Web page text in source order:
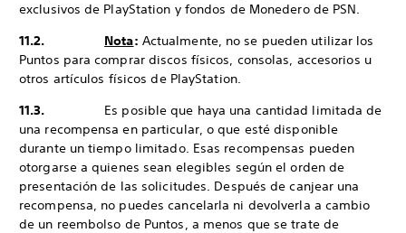
exclusivos de PlayStation y fondos de Monedero de PSN.
11.2. Nota: Actualmente, no se pueden utilizar los
Puntos para comprar discos físicos, consolas, accesorios u
otros artículos físicos de PlayStation.
11.3. Es posible que haya una cantidad limitada de
una recompensa en particular, o que esté disponible
durante un tiempo limitado. Esas recompensas pueden
otorgarse a quienes sean elegibles según el orden de
presentación de las solicitudes. Después de canjear una
recompensa, no puedes cancelarla ni devolverla a cambio
de un reembolso de Puntos, a menos que se trate de